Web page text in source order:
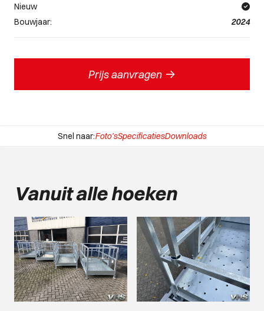
Nieuw
Bouwjaar:
2024
Prijs aanvragen ->
Snel naar:Foto'sSpecificatiesDownloads
Vanuit alle hoeken